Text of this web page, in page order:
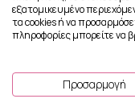
εξατομικευμένο
τα cookies ή να
πληροφορίες μπορείτε να
Προσαρμογή